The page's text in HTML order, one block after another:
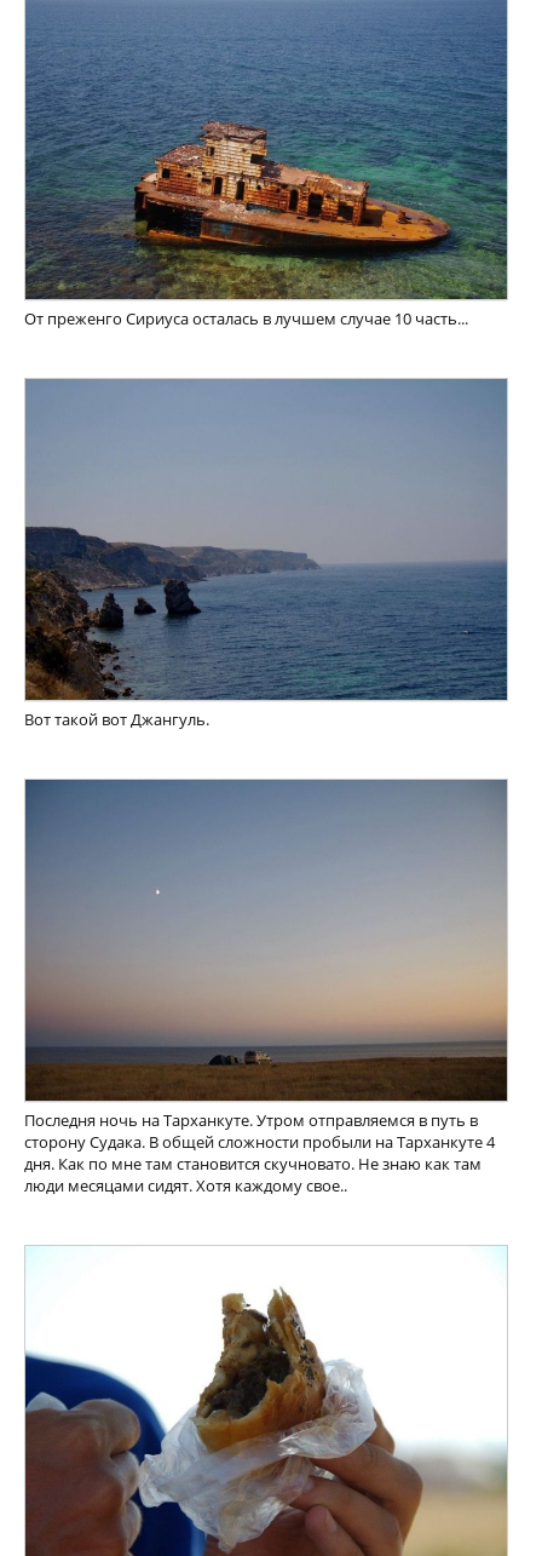
От преженго Сириуса осталась в лучшем случае 10 часть...
Вот такой вот Джангуль.
Последня ночь на Тарханкуте. Утром отправляемся в путь в
сторону Судака. В общей сложности пробыли на Тарханкуте 4
дня. Как по мне там становится скучновато. Не знаю как там
люди месяцами сидят. Хотя каждому свое..